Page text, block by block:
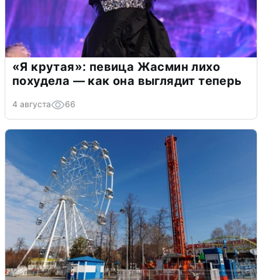
«Я крутая»: певица Жасмин лихо
похудела — как она выглядит теперь
4 августа 66